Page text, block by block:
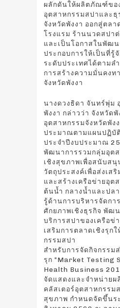
ผลักดันให้ผลิตภัณฑ์ขอ
อุตสาหกรรมสปาและธุ
จังหวัดพังงา ออกสู่ตลา
โรงแรม ร้านนวดสปาต่
และเป็นโอกาสในพัฒ
ประกอบการให้เป็นที่รู้
ระดับประเทศได้ตามล
การสร้างความมั่นคงท
จังหวัดพังงา
นางดวงธิดา จันทร์พุ่ม
พังงา กล่าวว่า จังหวัด
อุตสาหกรรมจังหวัดพัง
ประมาณตามแผนปฏิบั
ประจำปีงบประมาณ
พัฒนาการรวมกลุ่มอุต
เชิงสุขภาพเพื่อสนับสนุ
วัตถุประสงค์เพื่อส่งเส
และสร้างเครือข่ายอุต
ต้นน้ำ กลางน้ำและปล
รู้ด้านการบริหารจัดกา
ศักยภาพเชิงธุรกิจ พั
บริการสปาของเครือข่
เสริมการตลาดเชิงรุก
กรรมสปา
สำหรับการจัดกิจกรรม
รุก “Market Testing
Health Business
จัดแสดงและจำหน่าย
คลัสเตอร์อุตสาหกรรม
สุขภาพ กำหนดจัดขึ้นร